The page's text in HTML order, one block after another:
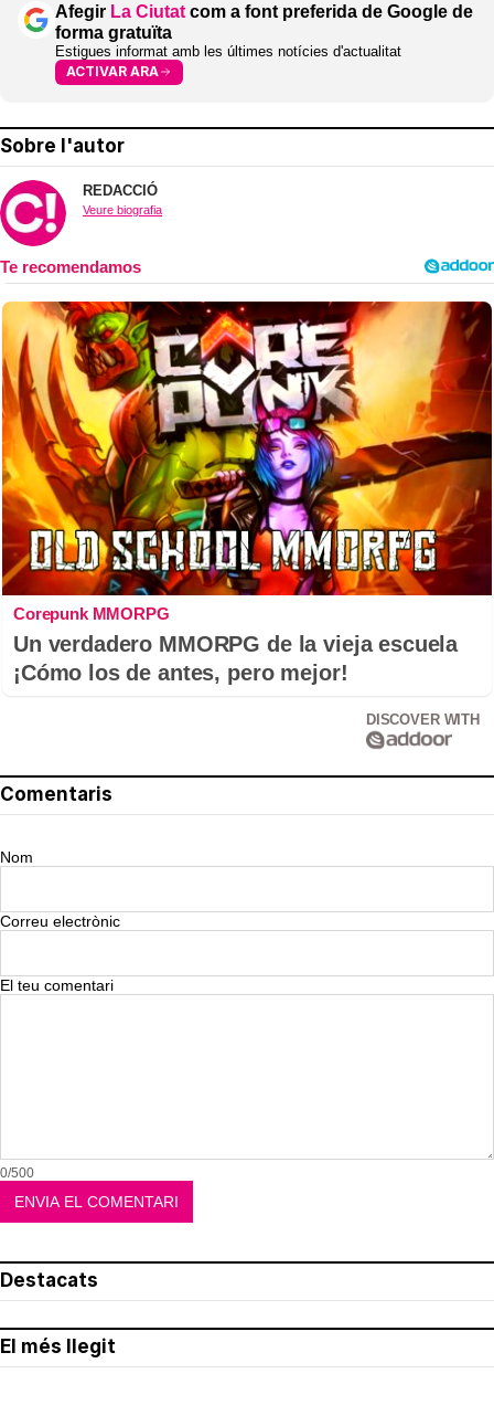
Afegir La Ciutat com a font preferida de Google de
forma gratuïta
Estigues informat amb les últimes notícies d'actualitat
ACTIVAR ARA
Sobre l'autor
REDACCIÓ
Veure biografia
Corepunk MMORPG
Un verdadero MMORPG de la vieja escuela
¡Cómo los de antes, pero mejor!
DISCOVER WITH
Comentaris
Nom
Correu electrònic
El teu comentari
0/500
Destacats
El més llegit